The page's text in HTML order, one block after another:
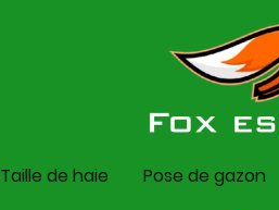
Taille de haie Pose de gazon